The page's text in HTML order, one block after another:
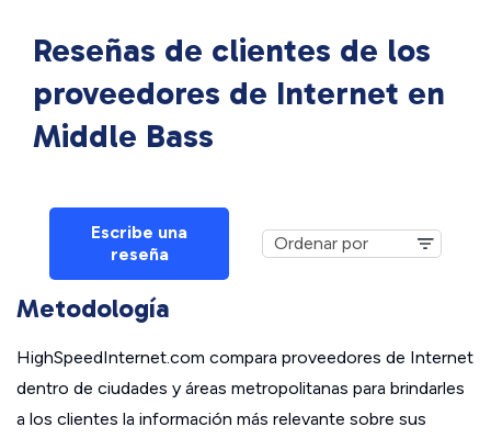
Reseñas de clientes de los
proveedores de Internet en
Middle Bass
Escribe una
reseña
Metodología
HighSpeedInternet.com compara proveedores de Internet
dentro de ciudades y áreas metropolitanas para brindarles
a los clientes la información más relevante sobre sus